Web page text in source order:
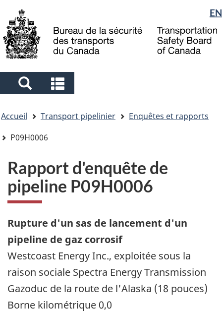
to
main
to
"About
government"
à
la
Sélection
de
la
langue
EN
Search
and
menus
and
menus
êtes
ici
Accueil Transport pipelinier
Enquêtes et rapports
P09H0006
Rapport d'enquête de
pipeline P09H0006
Rupture d'un sas de lancement d'un
pipeline de gaz corrosif
Westcoast Energy Inc., exploitée sous la
raison sociale Spectra Energy Transmission
Gazoduc de la route de l'Alaska (18 pouces)
Borne kilométrique 0,0